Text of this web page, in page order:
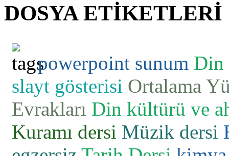
DOSYA ETİKETLERİ
powerpoint sunum Din
slayt gösterisi Ortalama
Evrakları Din kültürü ve
Kuramı dersi Müzik dersi